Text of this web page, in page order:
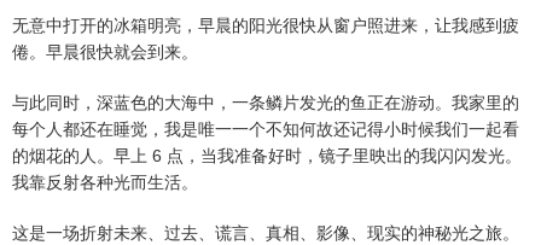
无意中打开的冰箱明亮，早晨的阳光很快从窗户照进来，让我感到疲
倦。早晨很快就会到来。
与此同时，深蓝色的大海中，一条鳞片发光的鱼正在游动。我家里的
每个人都还在睡觉，我是唯一一个不知何故还记得小时候我们一起看
的烟花的人。早上 6 点，当我准备好时，镜子里映出的我闪闪发光。
我靠反射各种光而生活。
这是一场折射未来、过去、谎言、真相、影像、现实的神秘光之旅。